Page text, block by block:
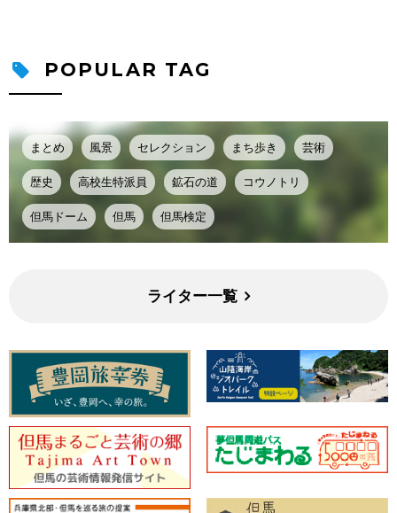
POPULAR TAG
まとめ 風景 セレクション まち歩き 芸術
歴史 高校生特派員 鉱石の道 コウノトリ
但馬ドーム 但馬 但馬検定
ライター一覧